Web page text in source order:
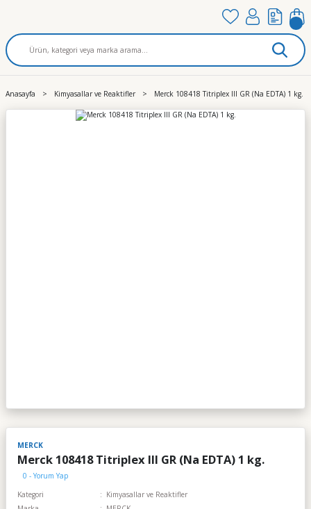
Anasayfa Kimyasallar ve Reaktifler Merck 108418 Titriplex III GR (Na EDTA) 1 kg.
MERCK
Merck 108418 Titriplex III GR (Na EDTA) 1 kg.
0 - Yorum Yap
Kategori
Kimyasallar ve Reaktifler